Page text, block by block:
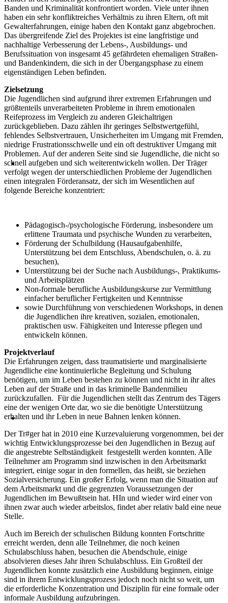
Banden und Kriminalität konfrontiert worden. Viele unter ihnen
haben ein sehr konfliktreiches Verhältnis zu ihren Eltern, oft mit
Gewalterfahrungen, einige haben den Kontakt ganz abgebrochen.
Das übergreifende Ziel des Projektes ist eine langfristige und
nachhaltige Verbesserung der Lebens-, Ausbildungs- und
Berufssituation von insgesamt 45 gefährdeten ehemaligen Straßen-
und Bandenkindern, die sich in der Übergangsphase zu einem
eigenständigen Leben befinden.
Zielsetzung
Die Jugendlichen sind aufgrund ihrer extremen Erfahrungen und
größtenteils unverarbeiteten Probleme in ihrem emotionalen
Reifeprozess im Vergleich zu anderen Gleichaltrigen
zurückgeblieben. Dazu zählen ihr geringes Selbstwertgefühl,
fehlendes Selbstvertrauen, Unsicherheiten im Umgang mit Fremden,
niedrige Frustrationsschwelle und ein oft destruktiver Umgang mit
Problemen. Auf der anderen Seite sind sie Jugendliche, die nicht so
schnell aufgeben und sich weiterentwickeln wollen. Der Träger
verfolgt wegen der unterschiedlichen Probleme der Jugendlichen
einen integralen Förderansatz, der sich im Wesentlichen auf
folgende Bereiche konzentriert:
Pädagogisch-/psychologische Förderung, insbesondere um
erlittene Traumata und psychische Wunden zu verarbeiten,
Förderung der Schulbildung (Hausaufgabenhilfe,
Unterstützung bei dem Entschluss, Abendschulen, o. ä. zu
besuchen),
Unterstützung bei der Suche nach Ausbildungs-, Praktikums-
und Arbeitsplätzen
Non-formale berufliche Ausbildungskurse zur Vermittlung
einfacher beruflicher Fertigkeiten und Kenntnisse
sowie Durchführung von verschiedenen Workshops, in denen
die Jugendlichen ihre kreativen, sozialen, emotionalen,
praktischen usw. Fähigkeiten und Interesse pflegen und
entwickeln können.
Projektverlauf
Die Erfahrungen zeigen, dass traumatisierte und marginalisierte
Jugendliche eine kontinuierliche Begleitung und Schulung
benötigen, um im Leben bestehen zu können und nicht in ihr altes
Leben auf der Straße und in das kriminelle Bandenmilieu
zurückzufallen. Für die Jugendlichen stellt das Zentrum des Tägers
eine der wenigen Orte dar, wo sie die benötigte Unterstützung
erhalten und ihr Leben in neue Bahnen lenken können.
Der Tr#ger hat in 2010 eine Kurzevaluierung vorgenommen, bei der
wichtig Entwicklungsprozesse bei den Jugendlichen in Bezug auf
die angestrebte Selbständigkeit festgestellt werden konnten. Alle
Teilnehmer am Programm sind inzwischen in den Arbeitsmarkt
integriert, einige sogar in den formellen, das heißt, sie beziehen
Sozialversicherung. Ein großer Erfolg, wenn man die Situation auf
dem Arbeitsmarkt und die gegrenzten Voraussetzungen der
Jugendlichen im Bewußtsein hat. HIn und wieder wird einer von
ihnen zwar auch wieder arbeitslos, findet aber relativ bald eine neue
Stelle.
Auch im Bereich der schulischen Bildung konnten Fortschritte
erreicht werden, denn alle Teilnehmer, die noch keinen
Schulabschluss haben, besuchen die Abendschule, einige
absolvieren dieses Jahr ihren Schulabschluss. Ein Großteil der
Jugendlichen konnte zusätzlich eine Ausbildung beginnen, einige
sind in ihrem Entwicklungsprozess jedoch noch nicht so weit, um
die erforderliche Konzentration und Disziplin für eine formale oder
informale Ausbildung aufzubringen.